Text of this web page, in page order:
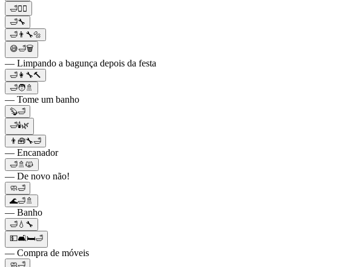
🛁🧖‍♀️
🛁🔧
🛁👨‍🔧🔩
😅🛁🗑
— Limpando a bagunça depois da festa
🛁👩‍🔧🔨
🛁🧑🚿
— Tome um banho
🦫🛁
🛁🕯️🌿
👨🧰🔧🛁
— Encanador
🛁🚿🙀
— De novo não!
🧼🛁
🌊🛁🚿
— Banho
🛁💧🔧
💵🛋🛏🛁
— Compra de móveis
🧼🛁